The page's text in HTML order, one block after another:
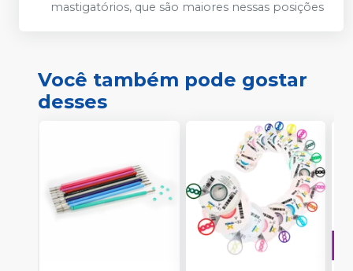
mastigatórios, que são maiores nessas posições
Você também pode gostar
desses